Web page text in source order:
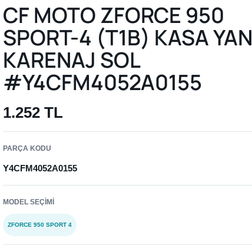
CF MOTO ZFORCE 950
SPORT-4 (T1B) KASA YAN
KARENAJ SOL
#Y4CFM4052A0155
1.252 TL
PARÇA KODU
Y4CFM4052A0155
MODEL SEÇIMI
ZFORCE 950 SPORT 4